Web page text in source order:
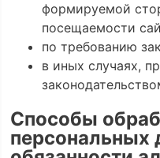
формируемой
посещаемости
по требованию
в иных случаях,
Способы
персональных